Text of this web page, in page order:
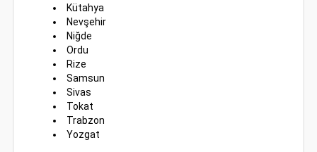
Kütahya
Nevşehir
Niğde
Ordu
Rize
Samsun
Sivas
Tokat
Trabzon
Yozgat